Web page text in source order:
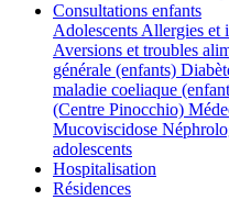
Consultations enfants
AdolescentsAllergies et
Aversions et troubles
générale (enfants)
maladie coeliaque
(Centre Pinocchio)
Mucoviscidose
adolescents
Hospitalisation
Résidences